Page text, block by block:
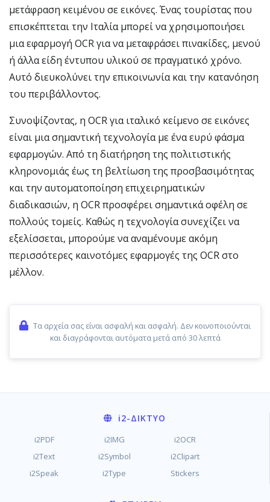
μετάφραση κειμένου σε εικόνες. Ένας τουρίστας που
επισκέπτεται την Ιταλία μπορεί να χρησιμοποιήσει
μια εφαρμογή OCR για να μεταφράσει πινακίδες, μενού
ή άλλα είδη έντυπου υλικού σε πραγματικό χρόνο.
Αυτό διευκολύνει την επικοινωνία και την κατανόηση
του περιβάλλοντος.
Συνοψίζοντας, η OCR για ιταλικό κείμενο σε εικόνες
είναι μια σημαντική τεχνολογία με ένα ευρύ φάσμα
εφαρμογών. Από τη διατήρηση της πολιτιστικής
κληρονομιάς έως τη βελτίωση της προσβασιμότητας
και την αυτοματοποίηση επιχειρηματικών
διαδικασιών, η OCR προσφέρει σημαντικά οφέλη σε
πολλούς τομείς. Καθώς η τεχνολογία συνεχίζει να
εξελίσσεται, μπορούμε να αναμένουμε ακόμη
περισσότερες καινοτόμες εφαρμογές της OCR στο
μέλλον.
Τα αρχεία σας είναι ασφαλή και ασφαλή. Δεν κοινοποιούνται
και διαγράφονται αυτόματα μετά από 30 λεπτά
i2-ΔΊΚΤΥΟ
i2PDF i2IMG
i2OCR
i2Text
i2Symbol
i2Clipart
i2Speak
i2Type Stickers